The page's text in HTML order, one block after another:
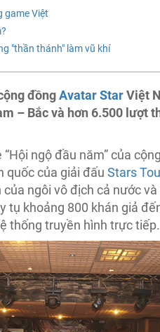
game Việt
"thần thánh" làm vũ khí
đồngAvatar StarViệt
– Bắc và hơn 6.500 lượt
ngộ đầu năm” của
quốc của giải đấuStars
ngôi vô địch cả nước
tụ khoảng 800 khán giả
thống truyền hình trực tiếp.